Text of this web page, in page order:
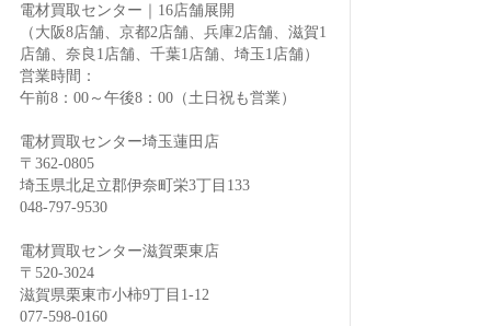
電材買取センター｜16店舗展開
（大阪8店舗、京都2店舗、兵庫2店舗、滋賀1
店舗、奈良1店舗、千葉1店舗、埼玉1店舗）
営業時間：
午前8：00～午後8：00（土日祝も営業）
電材買取センター埼玉蓮田店
〒362-0805
埼玉県北足立郡伊奈町栄3丁目133
048-797-9530
電材買取センター滋賀栗東店
〒520-3024
滋賀県栗東市小柿9丁目1-12
077-598-0160